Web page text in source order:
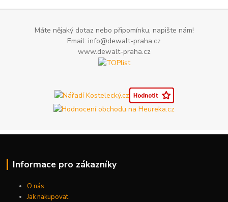
Máte nějaký dotaz nebo připomínku, napište nám!
Email: info@dewalt-praha.cz
www.dewalt-praha.cz
Informace pro zákazníky
O nás
Jak nakupovat